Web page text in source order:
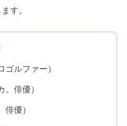
す。
ルファー）
俳優）
優）